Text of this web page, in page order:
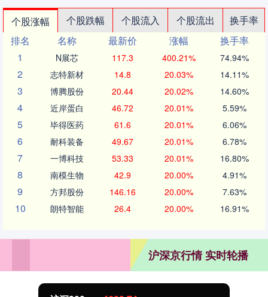
个股涨幅 个股跌幅 个股流入 个股流出
换手率
排名
名称 最新价 涨幅
换手率
1
N展芯 117.3 400.21% 74.94%
2 志特新材 14.8 20.03% 14.11%
3 博腾股份 20.44 20.02% 14.60%
4 近岸蛋白 46.72 20.01% 5.59%
5 毕得医药 61.6 20.01% 6.06%
6 耐科装备 49.67 20.01% 6.78%
7 一博科技 53.33 20.01% 16.80%
8 南模生物 42.9 20.00% 4.91%
9 方邦股份 146.16 20.00% 7.63%
10 朗特智能 26.4 20.00% 16.91%
沪深京行情 实时轮播